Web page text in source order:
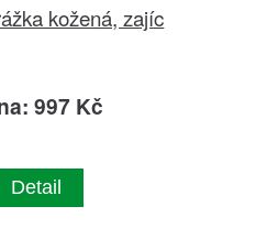
kožená, zajíc
997 Kč
Detail